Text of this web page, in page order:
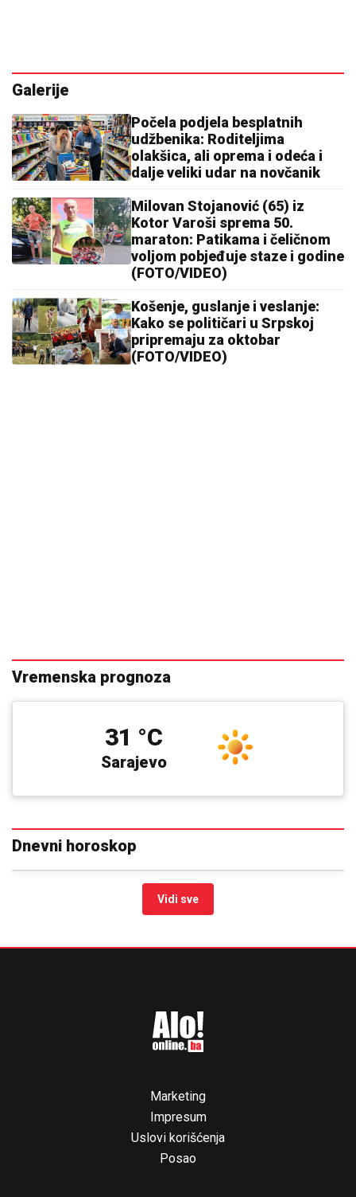
Galerije
Počela podjela besplatnih
udžbenika: Roditeljima
olakšica, ali oprema i odeća i
dalje veliki udar na novčanik
Milovan Stojanović (65) iz
Kotor Varoši sprema 50.
maraton: Patikama i čeličnom
voljom pobjeđuje staze i godine
(FOTO/VIDEO)
Košenje, guslanje i veslanje:
Kako se političari u Srpskoj
pripremaju za oktobar
(FOTO/VIDEO)
Vremenska prognoza
Sarajevo
31 °C
Dnevni horoskop
Vidi sve
Marketing
Impresum
Uslovi korišćenja
Posao